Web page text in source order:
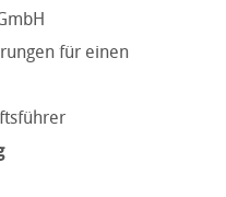
für einen